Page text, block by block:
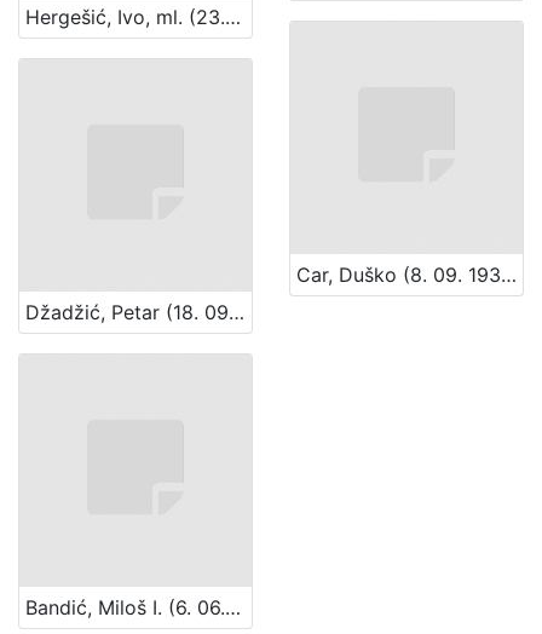
Hergešić, Ivo, ml. (23. 07. 1904. – 29. 12. 1977.)
Džadžić, Petar (18. 09. 1929. – 31. 07. 1996.)
Car, Duško (8. 09. 1931. – 29. 08. 1990.)
Bandić, Miloš I. (6. 06. 1930. – 15. 12. 1995.)